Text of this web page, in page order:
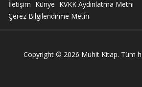
İletişim Künye KVKK Aydınlatma Metni
Çerez Bilgilendirme Metni
Copyright © 2026 Muhit Kitap. Tüm